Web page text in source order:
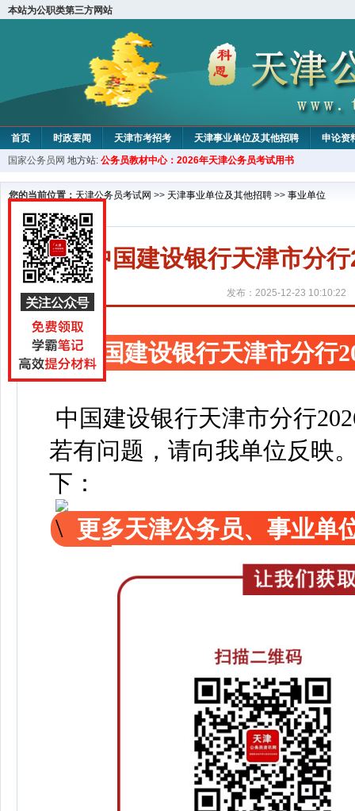
本站为公职类第三方网站
首页 时政要闻 天津市考招考 天津事业单位及其他招聘 申论资
教材中心
国家公务员网 地方站: 公务员教材中心：2026年天津公务员考试用书
您的当前位置： 天津公务员考试网 >> 天津事业单位及其他招聘 >> 事业单位
中国建设银行天津市分
发布：2025-12-23 10:10:22
中国建设银行天津市分行
中国建设银行天津市分行
若有问题，请向我单位反映
下：
更多天津公务员、事业单